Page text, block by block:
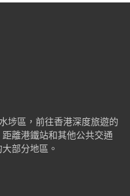
埗區，前往香港深度旅遊的
離港鐵站和其他公共交通
部分地區。